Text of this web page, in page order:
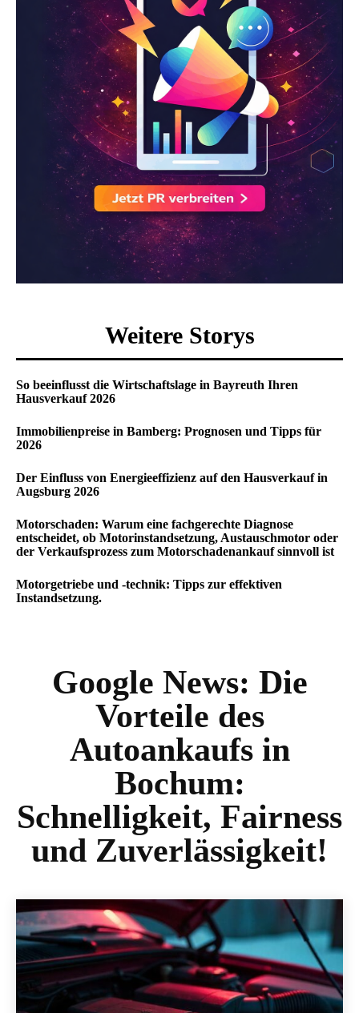
Weitere Storys
So beeinflusst die Wirtschaftslage in Bayreuth Ihren
Hausverkauf 2026
Immobilienpreise in Bamberg: Prognosen und Tipps für
2026
Der Einfluss von Energieeffizienz auf den Hausverkauf in
Augsburg 2026
Motorschaden: Warum eine fachgerechte Diagnose
entscheidet, ob Motorinstandsetzung, Austauschmotor oder
der Verkaufsprozess zum Motorschadenankauf sinnvoll ist
Motorgetriebe und -technik: Tipps zur effektiven
Instandsetzung.
Google News: Die
Vorteile des
Autoankaufs in
Bochum:
Schnelligkeit, Fairness
und Zuverlässigkeit!